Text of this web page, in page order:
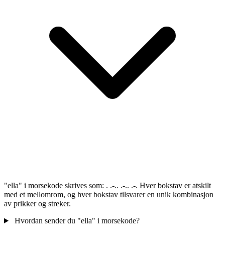
"ella" i morsekode skrives som: . .-.. .-.. .-. Hver bokstav er atskilt
med et mellomrom, og hver bokstav tilsvarer en unik kombinasjon
av prikker og streker.
Hvordan sender du "ella" i morsekode?